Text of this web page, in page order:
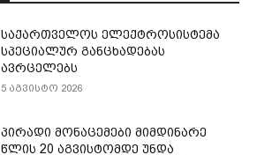
საქართველოს ელექტროსისტემა
სპეციალურ განცხადებას
ავრცელებს
5 აგვისტო 2026
პირადი მონაცემები მიმდინარე
წლის 20 აგვისტომდე უნდა